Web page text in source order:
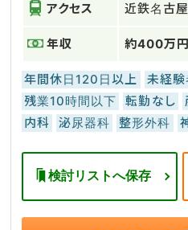
アクセス 近鉄名古
年収 約400万
年間休日120日以上 未経験
残業10時間以下
転勤なし
内科
泌尿器科 整形外科
検討リストへ保存